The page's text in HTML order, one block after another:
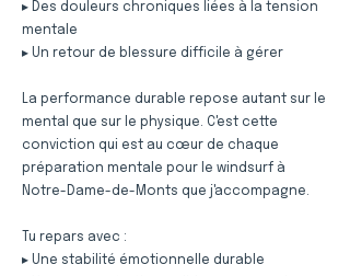
▸ Des douleurs chroniques liées à la tension
mentale
▸ Un retour de blessure difficile à gérer
La performance durable repose autant sur le
mental que sur le physique. C'est cette
conviction qui est au cœur de chaque
préparation mentale pour le windsurf à
Notre-Dame-de-Monts que j'accompagne.
Tu repars avec :
▸ Une stabilité émotionnelle durable